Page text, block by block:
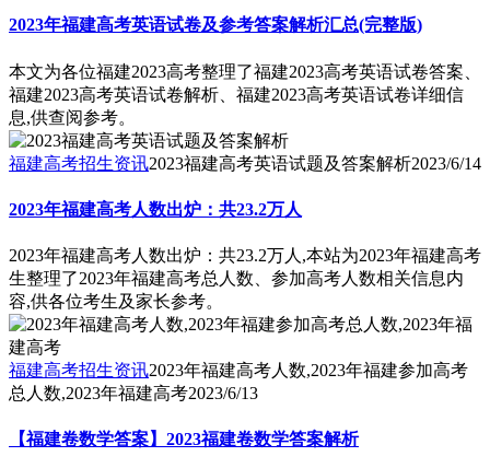
2023年福建高考英语试卷及参考答案解析汇总(完整版)
本文为各位福建2023高考整理了福建2023高考英语试卷答案、
福建2023高考英语试卷解析、福建2023高考英语试卷详细信
息,供查阅参考。
福建高考招生资讯2023福建高考英语试题及答案解析2023/6/14
2023年福建高考人数出炉：共23.2万人
2023年福建高考人数出炉：共23.2万人,本站为2023年福建高考
生整理了2023年福建高考总人数、参加高考人数相关信息内
容,供各位考生及家长参考。
福建高考招生资讯2023年福建高考人数,2023年福建参加高考
总人数,2023年福建高考2023/6/13
【福建卷数学答案】2023福建卷数学答案解析